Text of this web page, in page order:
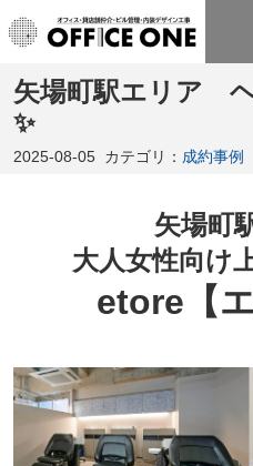
矢場町駅エリア
✨
2025-08-05 カテゴリ： 成約事例
矢場町
大人女性向け
etore【